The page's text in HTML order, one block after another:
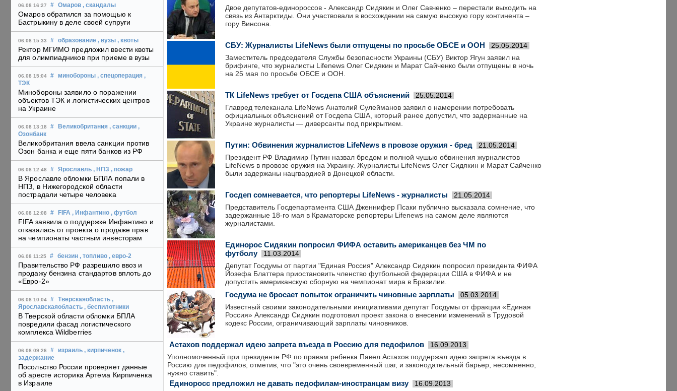
06.08 16:27 # Омаров , скандалы
Омаров обратился за помощью к
Бастрыкину в деле своей супруги
06.08 15:33 # образование , вузы , квоты
Ректор МГИМО предложил ввести квоты
для олимпиадников при приеме в вузы
06.08 15:04 # минобороны , спецоперация ,
ТЭК
Минобороны заявило о поражении
объектов ТЭК и логистических центров
на Украине
06.08 13:18 # Великобритания , санкции ,
Озонбанк
Великобритания ввела санкции против
Озон банка и еще пяти банков из РФ
06.08 12:48 # Ярославль , НПЗ , пожар
В Ярославле обломки БПЛА попали в
НПЗ, в Нижегородской области
пострадали четыре человека
06.08 12:08 # FIFA , Инфантино , футбол
FIFA заявила о поддержке Инфантино и
отказалась от проекта о продаже прав
на чемпионаты частным инвесторам
06.08 11:25 # бензин , топливо , евро-2
Правительство РФ разрешило ввоз и
продажу бензина стандартов вплоть до
«Евро-2»
06.08 10:04 # Тверскаяобласть ,
Ярославскаяобласть , беспилотники
В Тверской области обломки БПЛА
повредили фасад логистического
комплекса Wildberries
06.08 09:26 # израиль , кирпиченок ,
задержание
Посольство России проверяет данные
об аресте историка Артема Кирпиченка
в Израиле
Двое депутатов-единороссов - Александр Сидякин и Олег Савченко – перестали выходить на
связь из Антарктиды. Они участвовали в восхождении на самую высокую гору континента –
гору Винсона.
СБУ: Журналисты LifeNews были отпущены по просьбе ОБСЕ и ООН 25.05.2014
Заместитель председателя Службы безопасности Украины (СБУ) Виктор Ягун заявил на
брифинге, что журналисты Lifenews Олег Сидякин и Марат Сайченко были отпущены в ночь
на 25 мая по просьбе ОБСЕ и ООН.
ТК LifeNews требует от Госдепа США объяснений 25.05.2014
Главред телеканала LifeNews Анатолий Сулейманов заявил о намерении потребовать
официальных объяснений от Госдепа США, который ранее допустил, что задержанные на
Украине журналисты — диверсанты под прикрытием.
Путин: Обвинения журналистов LifeNews в провозе оружия - бред 21.05.2014
Президент РФ Владимир Путин назвал бредом и полной чушью обвинения журналистов
LifeNews в провозе оружия на Украину. Журналисты LifeNews Олег Сидякин и Марат Сайченко
были задержаны нацгвардией в Донецкой области.
Госдеп сомневается, что репортеры LifeNews - журналисты 21.05.2014
Представитель Госдепартамента США Дженнифер Псаки публично высказала сомнение, что
задержанные 18-го мая в Краматорске репортеры Lifenews на самом деле являются
журналистами.
Единорос Сидякин попросил ФИФА оставить американцев без ЧМ по
футболу
11.03.2014
Депутат Госдумы от партии "Единая Россия" Александр Сидякин попросил президента ФИФА
Йозефа Блаттера приостановить членство футбольной федерации США в ФИФА и не
допустить американскую сборную на чемпионат мира в Бразилии.
Госдума не бросает попыток ограничить чиновные зарплаты 05.03.2014
Известный своими законодательными инициативами депутат Госдумы от фракции «Единая
Россия» Александр Сидякин подготовил проект закона о внесении изменений в Трудовой
кодекс России, ограничивающий зарплаты чиновников.
Астахов поддержал идею запрета въезда в Россию для педофилов 16.09.2013
Уполномоченный при президенте РФ по правам ребенка Павел Астахов поддержал идею запрета въезда в
Россию для педофилов, отметив, что "это очень своевременный шаг, и законодательный барьер, несомненно,
нужно ставить".
Единоросс предложил не давать педофилам-иностранцам визу 16.09.2013